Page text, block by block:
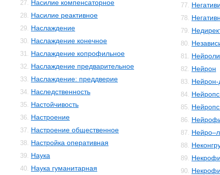
27. Насилие компенсаторное
28. Насилие реактивное
29. Наслаждение
30. Наслаждение конечное
31. Наслаждение копрофильное
32. Наслаждение предварительное
33. Наслаждение: преддверие
34. Наследственность
35. Настойчивость
36. Настроение
37. Настроение общественное
38. Настройка оперативная
39. Наука
40. Наука гуманитарная
77.
78.
79.
80.
81.
82. Нейрон
83. Нейрон-
84.
85.
86.
87.
88.
89.
90.